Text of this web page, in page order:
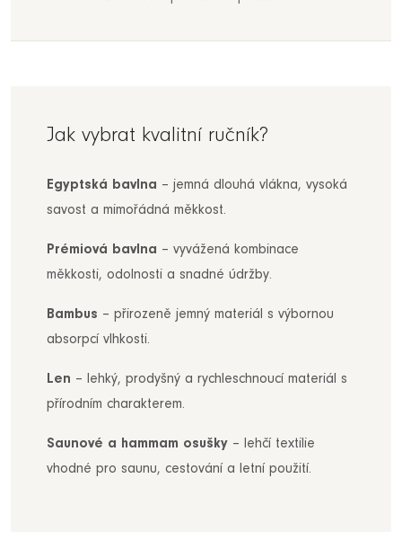
Jak vybrat kvalitní ručník?
Egyptská bavlna – jemná dlouhá vlákna, vysoká
savost a mimořádná měkkost.
Prémiová bavlna – vyvážená kombinace
měkkosti, odolnosti a snadné údržby.
Bambus – přirozeně jemný materiál s výbornou
absorpcí vlhkosti.
Len – lehký, prodyšný a rychleschnoucí materiál s
přírodním charakterem.
Saunové a hammam osušky – lehčí textilie
vhodné pro saunu, cestování a letní použití.